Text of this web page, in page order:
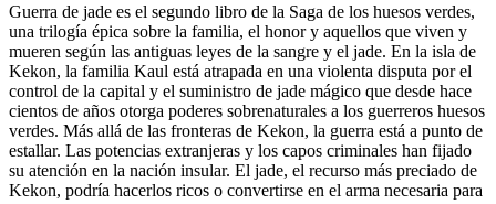
Guerra de jade es el segundo libro de la Saga de los huesos verdes,
una trilogía épica sobre la familia, el honor y aquellos que viven y
mueren según las antiguas leyes de la sangre y el jade. En la isla de
Kekon, la familia Kaul está atrapada en una violenta disputa por el
control de la capital y el suministro de jade mágico que desde hace
cientos de años otorga poderes sobrenaturales a los guerreros huesos
verdes. Más allá de las fronteras de Kekon, la guerra está a punto de
estallar. Las potencias extranjeras y los capos criminales han fijado
su atención en la nación insular. El jade, el recurso más preciado de
Kekon, podría hacerlos ricos o convertirse en el arma necesaria para